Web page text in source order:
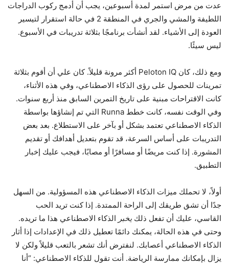
عدت من مرض استمر لمدة أسبوعين، يجب أن أدمج ركوب الدراجات
اللطيفة والمشي والجري في المنطقة 2 في حالة استقرار لتيسير
العودة إلى الأشياء. لقد أنشأت برنامجًا بثلاثة تدريبات في الأسبوع.
ليس سيئًا.
ومع ذلك، كان Peloton IQ أكثر مرونة قليلاً. كان علي أن أقوم بثلاثة
تمرينات للحصول على رؤى الذكاء الاصطناعي، وفي هذه الأثناء،
كانت الاقتراحات مبنية على تاريخ التمرين السابق منذ أربع سنوات.
وفي الوقت نفسه، كانت خطط Runna التي تم إنشاؤها بواسطة
الذكاء الاصطناعي تعتمد بشكل أو بآخر على الاستطلاع. بعد بعض
التدريبات على أساس السرعة، قد تقوم بتعديل أهدافك أو تقديم
المشورة. إذا كنت مريضًا أو مسافرًا أو مصابًا، فيجب عليك إخبار
التطبيق.
أولاً، لا تحملك ميزات الذكاء الاصطناعي هذه المسؤولية. من السهل
جدًا أن تشق طريقك إلى الراحة الممتدة. إذا كنت تريد الحب
القاسي، عليك أن تفعل ذلك يخبر الذكاء الاصطناعي هذا ما تريده.
وحتى في هذه الحالة، يمكنك دائمًا تعطيل ذلك في الإعدادات إذا أثار
الذكاء الاصطناعي أعصابك. لنفترض أنك تشعر بالتعب قليلاً ولكن لا
يزال بإمكانك ممارسة الرياضة. أنت تقول للذكاء الاصطناعي: “أنا